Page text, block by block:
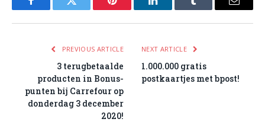
FacebookTwitter Pinterest LinkedInTumblr Email
PREVIOUS ARTICLE
3 terugbetaalde
producten in Bonus-
punten bij Carrefour op
donderdag 3 december
2020!
NEXT ARTICLE
1.000.000 gratis
postkaartjes met bpost!